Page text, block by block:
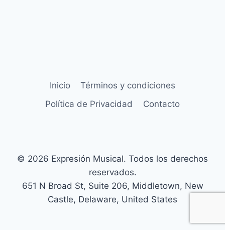
Inicio
Términos y condiciones
Política de Privacidad
Contacto
© 2026 Expresión Musical. Todos los derechos
reservados.
651 N Broad St, Suite 206, Middletown, New
Castle, Delaware, United States